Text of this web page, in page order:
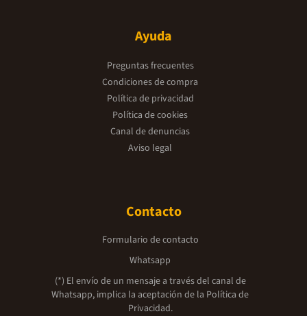
Ayuda
Preguntas frecuentes
Condiciones de compra
Política de privacidad
Política de cookies
Canal de denuncias
Aviso legal
Contacto
Formulario de contacto
Whatsapp
(*) El envío de un mensaje a través del canal de
Whatsapp, implica la aceptación de la Política de
Privacidad.